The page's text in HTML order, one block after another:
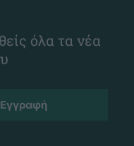
όλα τα νέα